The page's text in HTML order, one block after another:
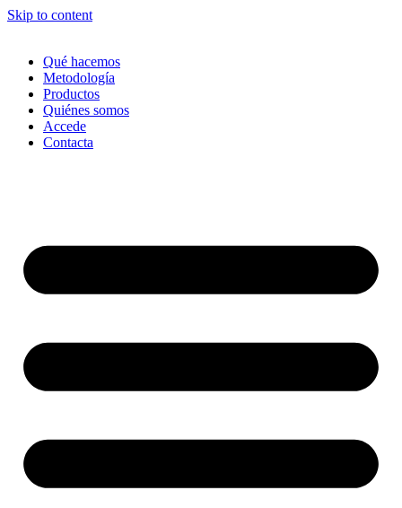
Skip to content
Qué hacemos
Metodología
Productos
Quiénes somos
Accede
Contacta